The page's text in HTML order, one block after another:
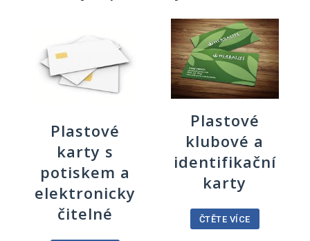
Plastové
karty s
potiskem a
elektronicky
čitelné
Plastové
klubové a
identifikační
karty
ČTĚTE VÍCE